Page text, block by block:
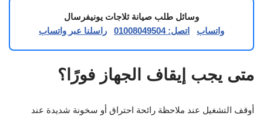
وسائل طلب صيانة ثلاجات يونيفرسال
واتساب
اتصل: 01008049504 راسلنا عبر واتساب
متى يجب إيقاف الجهاز فورًا؟
أوقف التشغيل عند ملاحظة رائحة احتراق أو سخونة شديدة عند